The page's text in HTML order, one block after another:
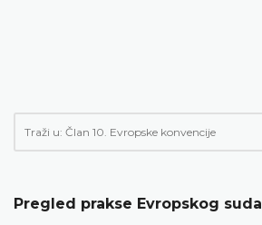
Pregled prakse Evropskog suda